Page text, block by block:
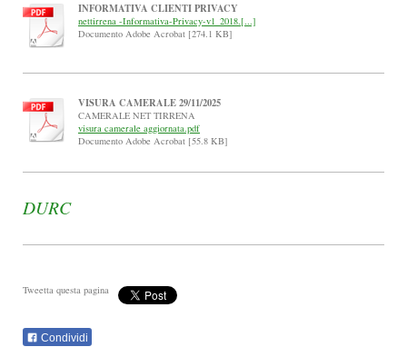
INFORMATIVA CLIENTI PRIVACY
nettirrena -Informativa-Privacy-v1_2018.[...]
Documento Adobe Acrobat [274.1 KB]
VISURA CAMERALE 29/11/2025
CAMERALE NET TIRRENA
visura camerale aggiornata.pdf
Documento Adobe Acrobat [55.8 KB]
DURC
Tweetta questa pagina
Condividi